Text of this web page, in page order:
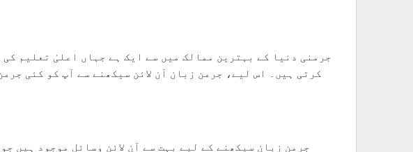
جرمنی دنیا کے بہترین ممالک میں سے ایک ہے جہاں اعلیٰ تعلیم
کرتی ہیں۔ اس لیے، جرمن زبان آن لائن سیکھنے سے آپ کو کئی
جرمن زبان سیکھنے کے لیے بہت سے آن لائن وسائل موجود ہیں